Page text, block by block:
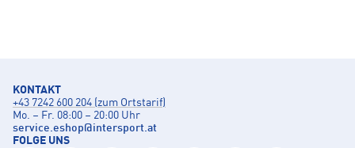
KONTAKT
+43 7242 600 204 (zum Ortstarif)
Mo. – Fr. 08:00 – 20:00 Uhr
service.eshop@intersport.at
FOLGE UNS